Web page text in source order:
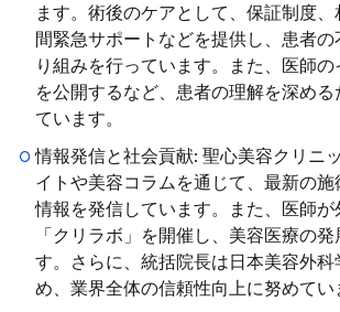
ます。術後のケアとして、保証制度
間緊急サポートなどを提供し、患者の
り組みを行っています。また、医師
を公開するなど、患者の理解を深める
ています。
情報発信と社会貢献: 聖心美容クリニ
イトや美容コラムを通じて、最新の施
情報を発信しています。また、医師が
「クリラボ」を開催し、美容医療の
す。さらに、統括院長は日本美容外科
め、業界全体の信頼性向上に努めてい